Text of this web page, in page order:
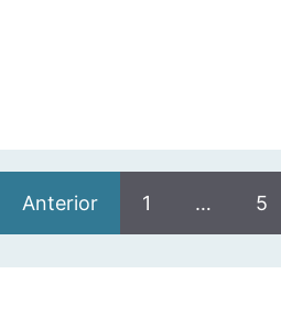
Anterior 1 … 5